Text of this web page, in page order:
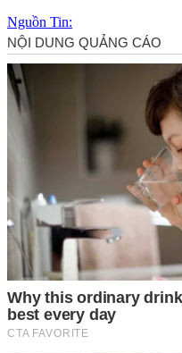
Nguồn Tin: